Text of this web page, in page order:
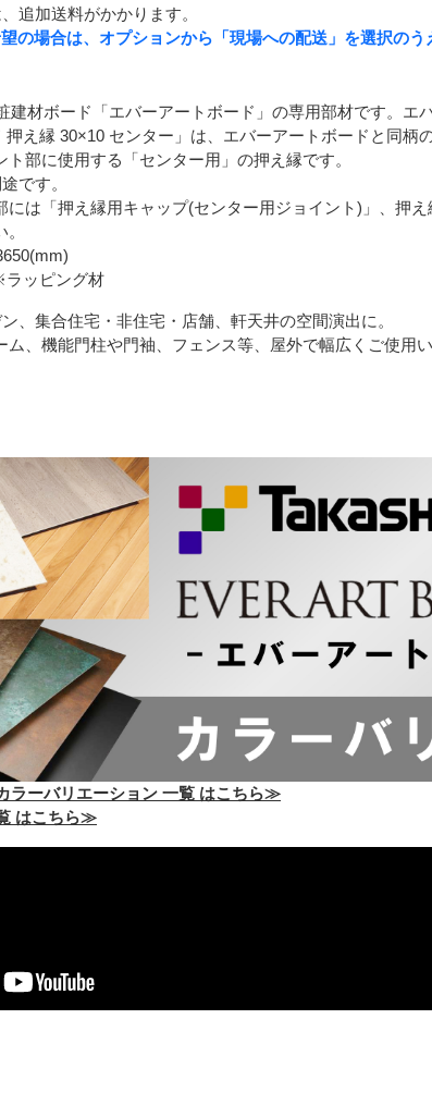
追加送料がかかります。
の場合は、オプションから「現場への配送」を選択のう
建材ボード「エバーアートボード」の専用部材です。エ
え縁 30×10 センター」は、エバーアートボードと同柄
部に使用する「センター用」の押え縁です。
です。
は「押え縁用キャップ(センター用ジョイント)」、押
ッピング材
、集合住宅・非住宅・店舗、軒天井の空間演出に。
、機能門柱や門袖、フェンス等、屋外で幅広くご使用い
ラーバリエーション 一覧 はこちら≫
はこちら≫